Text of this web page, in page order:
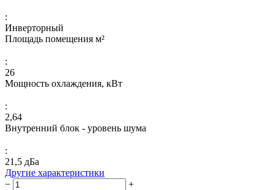
:
Инверторный
Площадь помещения м²
:
26
Мощность охлаждения, кВт
:
2,64
Внутренний блок - уровень шума
:
21,5 дБа
Другие характеристики
−
+